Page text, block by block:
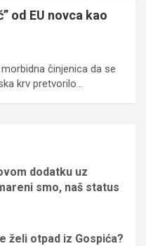
od EU novca kao
činjenica da se
krv pretvorilo…
dodatku uz
smo, naš status
želi otpad iz Gospića?